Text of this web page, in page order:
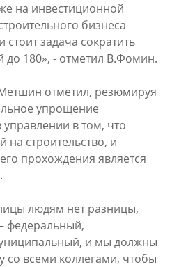
на инвестиционной
бизнеса
задача сократить
до 180», - отметил В.Фомин.
отметил, резюмируя
упрощение
в том, что
на строительство, и
прохождения является
людям нет разницы,
федеральный,
и мы должны
со всеми коллегами, чтобы